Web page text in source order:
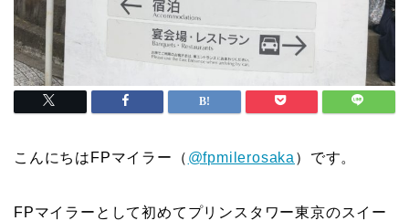
こんにちはFPマイラー（ @fpmilerosaka ）です。
FPマイラーとして初めてプリンスタワー東京のスイー